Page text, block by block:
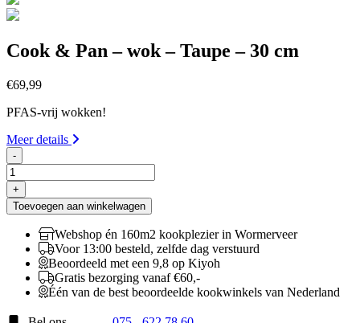
Cook & Pan – wok – Taupe – 30 cm
€69,99
PFAS-vrij wokken!
Meer details
-
Cook
&
Pan
-
aantal
+
Toevoegen aan winkelwagen
Webshop én 160m2 kookplezier in Wormerveer
Voor 13:00 besteld, zelfde dag verstuurd
Beoordeeld met een 9,8 op Kiyoh
Gratis bezorging vanaf €60,-
Één van de best beoordeelde kookwinkels van Nederland